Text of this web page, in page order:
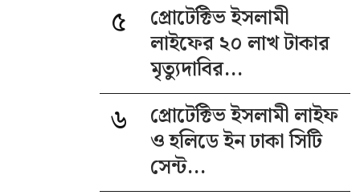
৫
প্রোটেক্টিভ ইসলামী
লাইফের ২০ লাখ টাকার
মৃত্যুদাবির...
৬
প্রোটেক্টিভ ইসলামী লাইফ
ও হলিডে ইন ঢাকা সিটি
সেন্ট...